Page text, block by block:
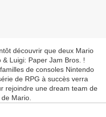
découvrir que deux Mario
Luigi: Paper Jam Bros. !
de consoles Nintendo
de RPG à succès verra
rejoindre une dream team de
Mario.